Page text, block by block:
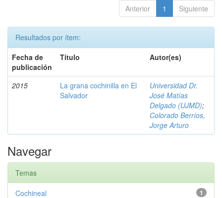
Anterior 1 Siguiente
Resultados por ítem:
Fecha de
publicación
Título Autor(es)
2015
La grana cochinilla en El
Salvador
Universidad Dr.
José Matías
Delgado (UJMD);
Colorado Berríos,
Jorge Arturo
Navegar
Temas
1
Cochineal